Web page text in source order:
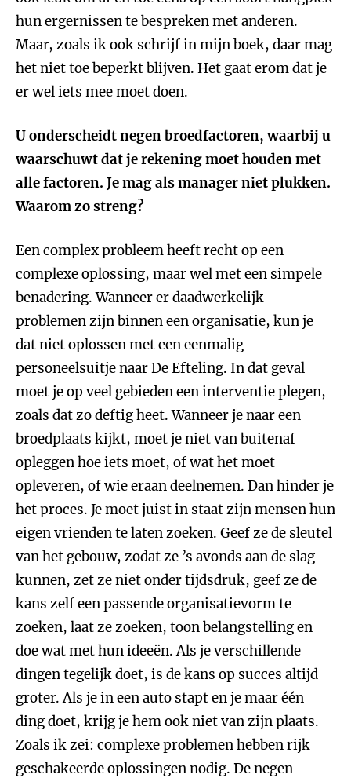
hun ergernissen te bespreken met anderen.
Maar, zoals ik ook schrijf in mijn boek, daar mag
het niet toe beperkt blijven. Het gaat erom dat je
er wel iets mee moet doen.
U onderscheidt negen broedfactoren, waarbij u
waarschuwt dat je rekening moet houden met
alle factoren. Je mag als manager niet plukken.
Waarom zo streng?
Een complex probleem heeft recht op een
complexe oplossing, maar wel met een simpele
benadering. Wanneer er daadwerkelijk
problemen zijn binnen een organisatie, kun je
dat niet oplossen met een eenmalig
personeelsuitje naar De Efteling. In dat geval
moet je op veel gebieden een interventie plegen,
zoals dat zo deftig heet. Wanneer je naar een
broedplaats kijkt, moet je niet van buitenaf
opleggen hoe iets moet, of wat het moet
opleveren, of wie eraan deelnemen. Dan hinder je
het proces. Je moet juist in staat zijn mensen hun
eigen vrienden te laten zoeken. Geef ze de sleutel
van het gebouw, zodat ze ’s avonds aan de slag
kunnen, zet ze niet onder tijdsdruk, geef ze de
kans zelf een passende organisatievorm te
zoeken, laat ze zoeken, toon belangstelling en
doe wat met hun ideeën. Als je verschillende
dingen tegelijk doet, is de kans op succes altijd
groter. Als je in een auto stapt en je maar één
ding doet, krijg je hem ook niet van zijn plaats.
Zoals ik zei: complexe problemen hebben rijk
geschakeerde oplossingen nodig. De negen